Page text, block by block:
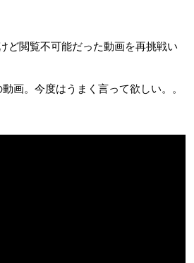
ど閲覧不可能だった動画を再挑戦い
画。今度はうまく言って欲しい。。